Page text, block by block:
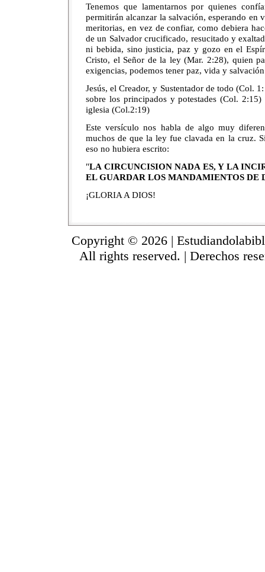
Tenemos que lamentarnos por quienes
permitirán alcanzar la salvación, esperando en
meritorias, en vez de confiar, como debiera
de un Salvador crucificado, resucitado y
ni bebida, sino justicia, paz y gozo en el
Cristo, el Señor de la ley (Mar. 2:28), quien
exigencias, podemos tener paz, vida y
Jesús, el Creador, y Sustentador de todo (Col.
sobre los principados y potestades (Col.
iglesia (Col.2:19)
Este versículo nos habla de algo muy
muchos de que la ley fue clavada en la cruz.
eso no hubiera escrito:
"LA CIRCUNCISION NADA ES, Y LA
EL GUARDAR LOS MANDAMIENTOS DE
¡GLORIA A DIOS!
Copyright © 2026 |
All rights reserved. | Derechos